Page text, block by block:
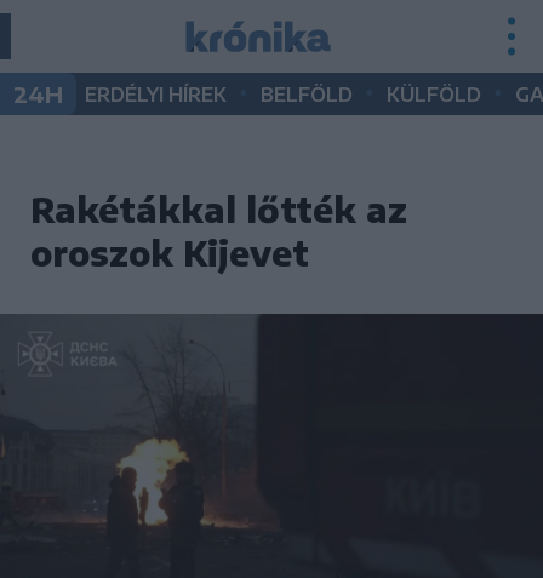
24H ERDÉLYI HÍREK BELFÖLD KÜLFÖLD
Rakétákkal lőtték az
oroszok Kijevet